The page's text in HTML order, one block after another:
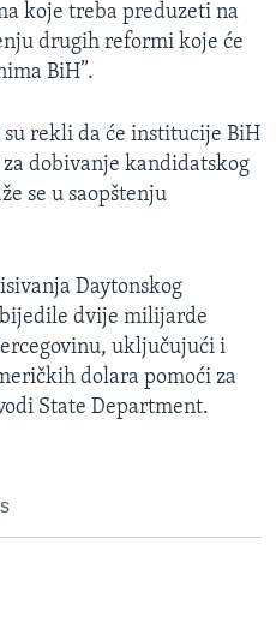
koje treba preduzeti na
drugih reformi koje će
BiH”.
rekli da će institucije BiH
dobivanje kandidatskog
se u saopštenju
Daytonskog
dvije milijarde
uključujući i
dolara pomoći za
State Department.